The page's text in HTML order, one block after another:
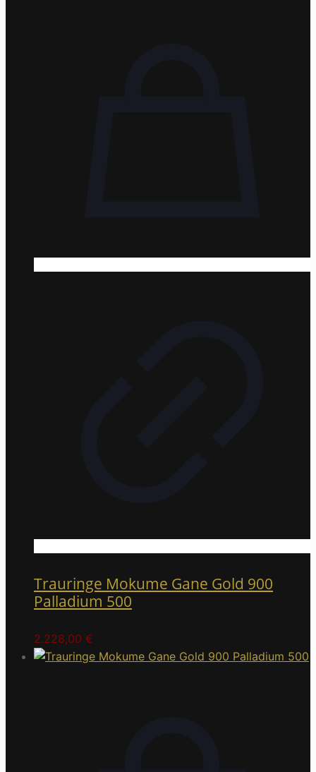
Trauringe Mokume Gane Gold 900
Palladium 500
2.228,00 €